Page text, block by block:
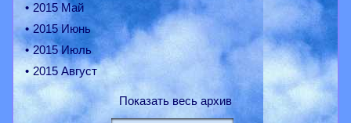
2015 Май
2015 Июнь
2015 Июль
2015 Август
Показать весь архив